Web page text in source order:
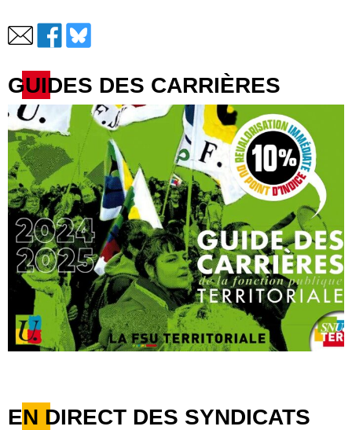
GUIDES DES CARRIÈRES
EN DIRECT DES SYNDICATS